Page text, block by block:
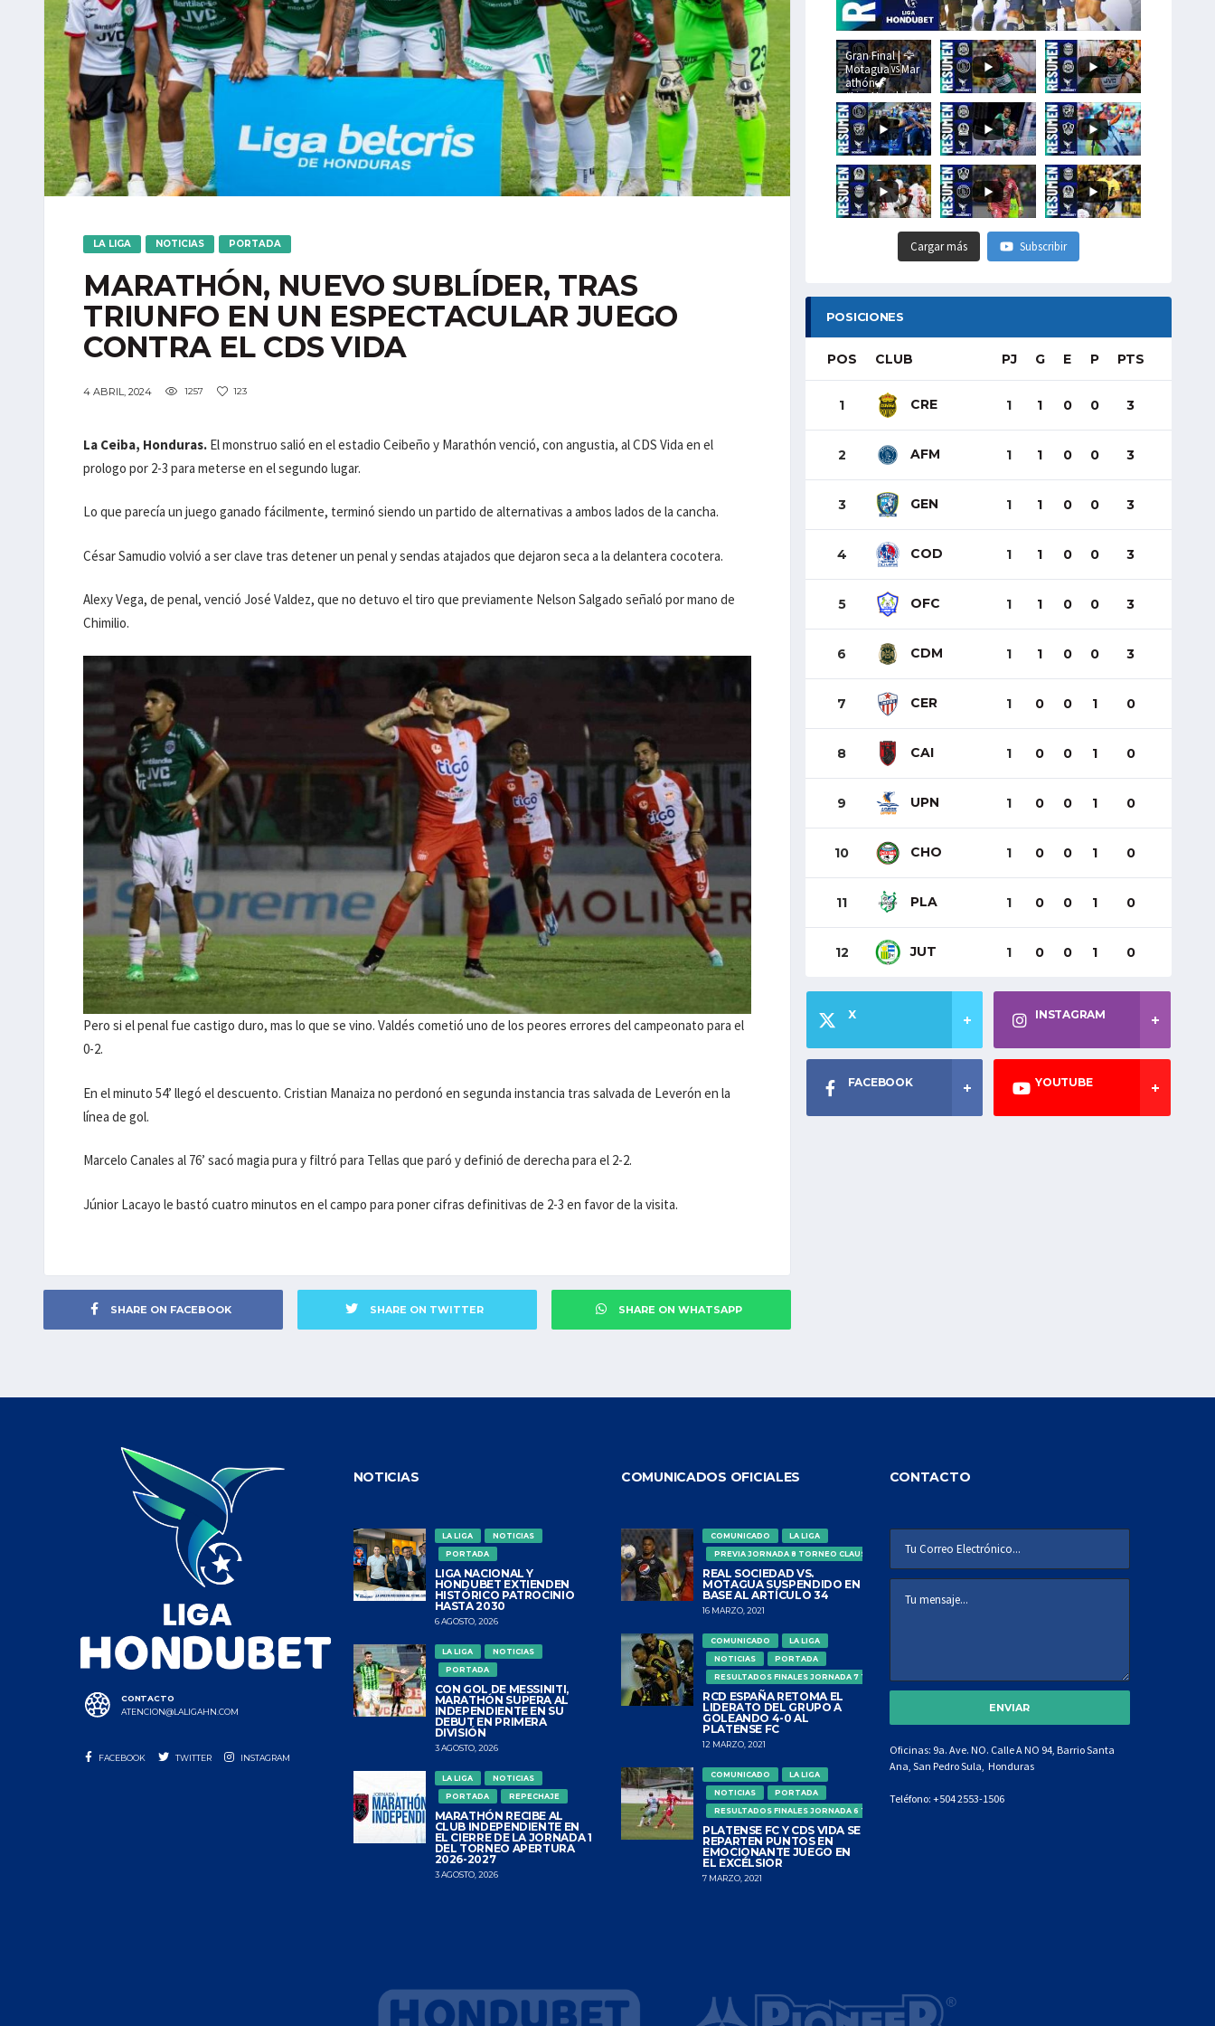
LA LIGA NOTICIAS PORTADA
MARATHÓN, NUEVO SUBLÍDER, TRAS
TRIUNFO EN UN ESPECTACULAR JUEGO
CONTRA EL CDS VIDA
4 ABRIL, 2024 1257 123
La Ceiba, Honduras. El monstruo salió en el estadio Ceibeño y Marathón venció, con angustia, al CDS Vida en el
prologo por 2-3 para meterse en el segundo lugar.
Lo que parecía un juego ganado fácilmente, terminó siendo un partido de alternativas a ambos lados de la cancha.
César Samudio volvió a ser clave tras detener un penal y sendas atajados que dejaron seca a la delantera cocotera.
Alexy Vega, de penal, venció José Valdez, que no detuvo el tiro que previamente Nelson Salgado señaló por mano de
Chimilio.
Pero si el penal fue castigo duro, mas lo que se vino. Valdés cometió uno de los peores errores del campeonato para el
0-2.
En el minuto 54’ llegó el descuento. Cristian Manaiza no perdonó en segunda instancia tras salvada de Leverón en la
línea de gol.
Marcelo Canales al 76’ sacó magia pura y filtró para Tellas que paró y definió de derecha para el 2-2.
Júnior Lacayo le bastó cuatro minutos en el campo para poner cifras definitivas de 2-3 en favor de la visita.
SHARE ON FACEBOOK SHARE ON TWITTER SHARE ON WHATSAPP
Gran Final | 🦅
Motagua🆚Mar
athón🦖
#LigaHondubet
Cargar más Subscribir
POSICIONES
POS CLUB PJ G E P PTS
1 CRE 1 1 0 0 3
2 AFM 1 1 0 0 3
3 GEN 1 1 0 0 3
4 COD 1 1 0 0 3
5 OFC 1 1 0 0 3
6 CDM 1 1 0 0 3
7 CER 1 0 0 1 0
8 CAI 1 0 0 1 0
9 UPN 1 0 0 1 0
10 CHO 1 0 0 1 0
11 PLA 1 0 0 1 0
12 JUT 1 0 0 1 0
X INSTAGRAM
FACEBOOK YOUTUBE
CONTACTO
ATENCION@LALIGAHN.COM
FACEBOOK TWITTER INSTAGRAM
NOTICIAS
LA LIGA
NOTICIAS
PORTADA
LIGA NACIONAL Y
HONDUBET EXTIENDEN
HISTÓRICO PATROCINIO
HASTA 2030
6 AGOSTO, 2026
LA LIGA
NOTICIAS
PORTADA
CON GOL DE MESSINITI,
MARATHÓN SUPERA AL
INDEPENDIENTE EN SU
DEBUT EN PRIMERA
DIVISIÓN
3 AGOSTO, 2026
LA LIGA
NOTICIAS
PORTADA
REPECHAJE
MARATHÓN RECIBE AL
CLUB INDEPENDIENTE EN
EL CIERRE DE LA JORNADA 1
DEL TORNEO APERTURA
2026-2027
3 AGOSTO, 2026
COMUNICADOS OFICIALES
COMUNICADO
LA LIGA
PREVIA JORNADA 8 TORNEO CLAUSURA
REAL SOCIEDAD VS.
MOTAGUA SUSPENDIDO EN
BASE AL ARTÍCULO 34
16 MARZO, 2021
COMUNICADO
LA LIGA
NOTICIAS
PORTADA
RESULTADOS FINALES JORNADA 7 TORNEO CLAUSURA
RCD ESPAÑA RETOMA EL
LIDERATO DEL GRUPO A
GOLEANDO 4-0 AL
PLATENSE FC
12 MARZO, 2021
COMUNICADO
LA LIGA
NOTICIAS
PORTADA
RESULTADOS FINALES JORNADA 6 TORNEO CLAUSURA
PLATENSE FC Y CDS VIDA SE
REPARTEN PUNTOS EN
EMOCIONANTE JUEGO EN
EL EXCÉLSIOR
7 MARZO, 2021
CONTACTO
Oficinas: 9a. Ave. NO. Calle A NO 94, Barrio Santa
Ana, San Pedro Sula, Honduras
Teléfono: +504 2553-1506